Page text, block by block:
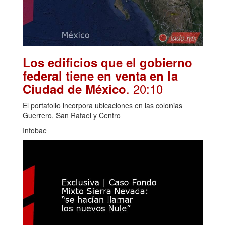
Los edificios que el gobierno
federal tiene en venta en la
Ciudad de México. 20:10
El portafolio incorpora ubicaciones en las colonias
Guerrero, San Rafael y Centro
Infobae